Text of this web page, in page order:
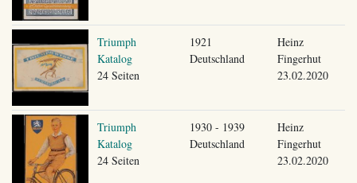
Triumph
Katalog
24 Seiten
1921
Deutschland
Heinz
Fingerhut
23.02.2020
Triumph
Katalog
24 Seiten
1930 - 1939
Deutschland
Heinz
Fingerhut
23.02.2020